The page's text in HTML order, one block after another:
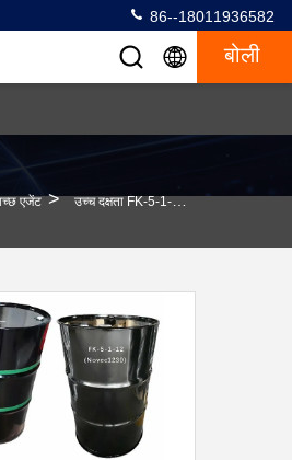
86--18011936582
बोली
एजेंट > उच्च दक्षता FK-5-1-12 स्वच्छ एजेंट NOVEC1230 अग्निशमन एजेंट